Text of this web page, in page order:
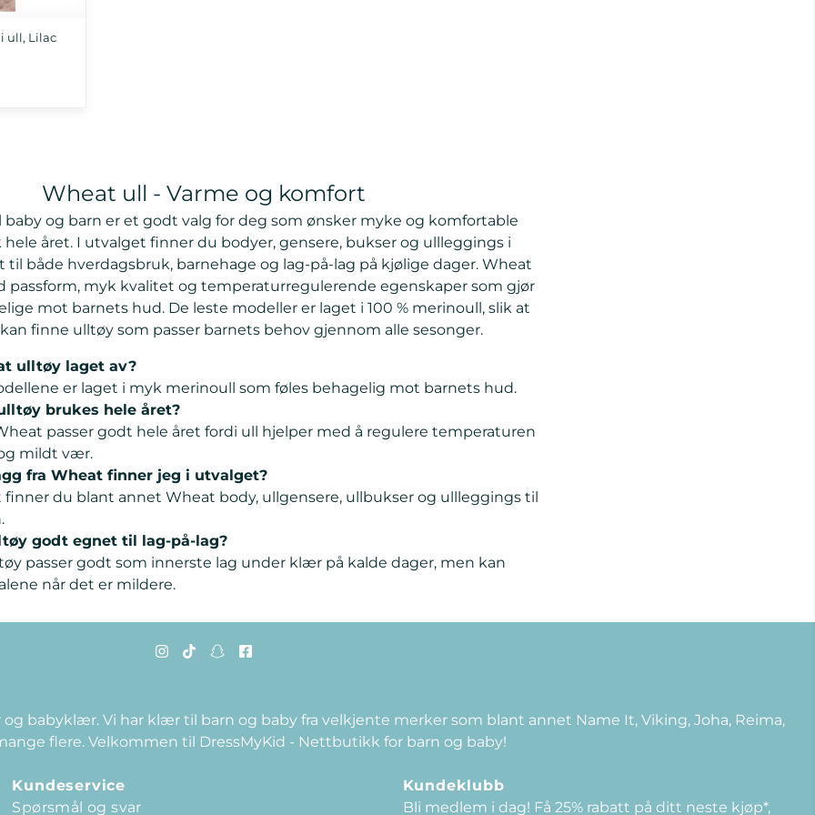
ull, Lilac
Wheat ull - Varme og komfort
og barn er et godt valg for deg som ønsker myke og komfortable
året. I utvalget finner du bodyer, gensere, bukser og ullleggings i
til både hverdagsbruk, barnehage og lag-på-lag på kjølige dager. Wheat
passform, myk kvalitet og temperaturregulerende egenskaper som gjør
mot barnets hud. De leste modeller er laget i 100 % merinoull, slik at
finne ulltøy som passer barnets behov gjennom alle sesonger.
ulltøy laget av?
er laget i myk merinoull som føles behagelig mot barnets hud.
brukes hele året?
passer godt hele året fordi ull hjelper med å regulere temperaturen
mildt vær.
fra Wheat finner jeg i utvalget?
du blant annet Wheat body, ullgensere, ullbukser og ullleggings til
godt egnet til lag-på-lag?
passer godt som innerste lag under klær på kalde dager, men kan
når det er mildere.
babyklær. Vi har klær til barn og baby fra velkjente merker som blant annet Name It, Viking, Joha, Reima,
flere. Velkommen til DressMyKid - Nettbutikk for barn og baby!
Kundeservice
Spørsmål og svar
Kundeklubb
Bli medlem i dag! Få 25% rabatt på ditt neste kjøp*,